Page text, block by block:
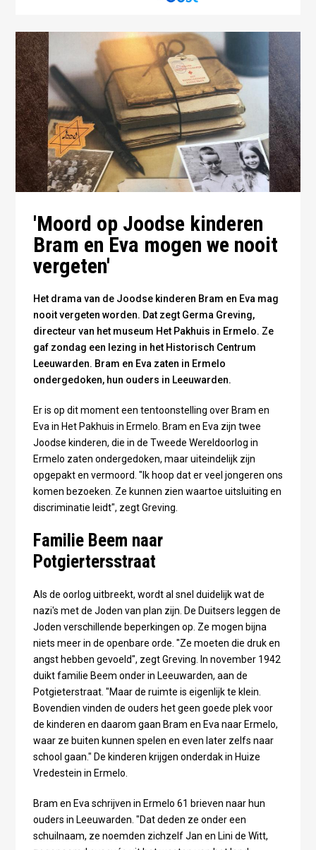
'Moord op Joodse kinderen
Bram en Eva mogen we nooit
vergeten'
Het drama van de Joodse kinderen Bram en Eva mag
nooit vergeten worden. Dat zegt Germa Greving,
directeur van het museum Het Pakhuis in Ermelo. Ze
gaf zondag een lezing in het Historisch Centrum
Leeuwarden. Bram en Eva zaten in Ermelo
ondergedoken, hun ouders in Leeuwarden.
Er is op dit moment een tentoonstelling over Bram en
Eva in Het Pakhuis in Ermelo. Bram en Eva zijn twee
Joodse kinderen, die in de Tweede Wereldoorlog in
Ermelo zaten ondergedoken, maar uiteindelijk zijn
opgepakt en vermoord. "Ik hoop dat er veel jongeren ons
komen bezoeken. Ze kunnen zien waartoe uitsluiting en
discriminatie leidt", zegt Greving.
Familie Beem naar
Potgiertersstraat
Als de oorlog uitbreekt, wordt al snel duidelijk wat de
nazi's met de Joden van plan zijn. De Duitsers leggen de
Joden verschillende beperkingen op. Ze mogen bijna
niets meer in de openbare orde. "Ze moeten die druk en
angst hebben gevoeld", zegt Greving. In november 1942
duikt familie Beem onder in Leeuwarden, aan de
Potgieterstraat. "Maar de ruimte is eigenlijk te klein.
Bovendien vinden de ouders het geen goede plek voor
de kinderen en daarom gaan Bram en Eva naar Ermelo,
waar ze buiten kunnen spelen en even later zelfs naar
school gaan." De kinderen krijgen onderdak in Huize
Vredestein in Ermelo.
Bram en Eva schrijven in Ermelo 61 brieven naar hun
ouders in Leeuwarden. "Dat deden ze onder een
schuilnaam, ze noemden zichzelf Jan en Lini de Witt,